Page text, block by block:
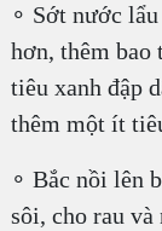
∘ Sớt nước
hơn, thêm bao
tiêu xanh đập
thêm một ít
∘ Bắc nồi lên
sôi, cho rau